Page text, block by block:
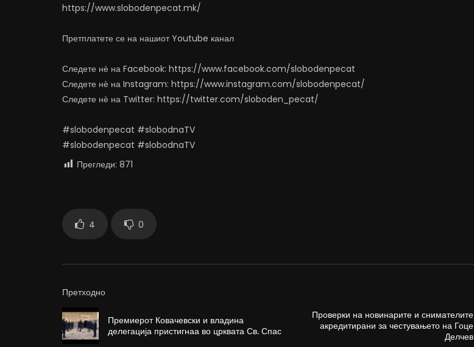
https://www.slobodenpecat.mk/
Претплатете се на нашиот Youtube канал
Следете нѐ на Facebook: https://www.facebook.com/slobodenpecat
Следете нѐ на Instagram: https://www.instagram.com/slobodenpecat/
Следете нѐ на Twitter: https://twitter.com/sloboden_pecat/
#slobodenpecat #slobodnaTV
#slobodenpecat #slobodnaTV
Прегледи: 871
4 0
Претходно
Премиерот Ковачевски и владина
делегација пристигнаа во црквата Св. Спас
Проверки на новинарите и снимателите
акредитирани за честувањето на Гоце
Делчев